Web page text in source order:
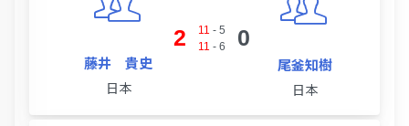
藤井 貴史
日本
2 11 - 5
11 - 6 0
尾釜知樹
日本